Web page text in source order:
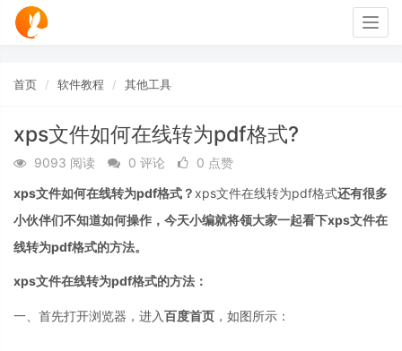
首页 软件教程 其他工具
xps文件如何在线转为pdf格式?
9093 阅读 0 评论
0 点赞
xps文件如何在线转为pdf格式？ xps文件在线转为pdf格式还有很多
小伙伴们不知道如何操作，今天小编就将领大家一起看下xps文件在
线转为pdf格式的方法。
xps文件在线转为pdf格式的方法：
一、首先打开浏览器，进入百度首页 ，如图所示：